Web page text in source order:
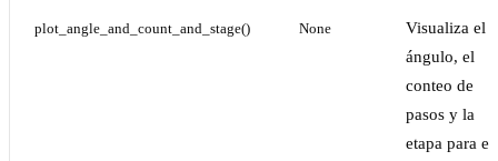
plot_angle_and_count_and_stage() None
Visualiza el
ángulo, el
conteo de
pasos y la
etapa para el